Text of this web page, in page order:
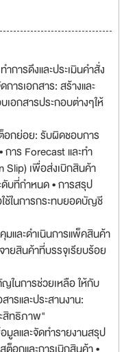
การดึงและประเมินคำสั่ง
ารเอกสาร: สร้างและ
อกสารประกอบต่างๆให้
อกย่อย: รับผิดชอบการ
การ Forecast และทำ
Slip) เพื่อส่งเบิกสินค้า
บที่กำหนด • การสรุป
ช้ในการกระทบยอดบัญชี
และดำเนินการแพ็คสินค้า
ายสินค้าที่บรรจุเรียบร้อย
ในการช่วยเหลือ ให้กับ
รและประสานงาน:
สิทธิภาพ"
มูลและจัดทำรายงานสรุป